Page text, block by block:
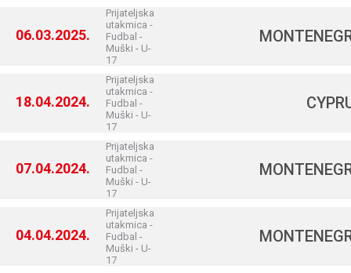
06.03.2025.
Prijateljska
utakmica -
Fudbal -
Muški - U-
17
18.04.2024.
Prijateljska
utakmica -
Fudbal -
Muški - U-
17
07.04.2024.
Prijateljska
utakmica -
Fudbal -
Muški - U-
17
04.04.2024.
Prijateljska
utakmica -
Fudbal -
Muški - U-
17